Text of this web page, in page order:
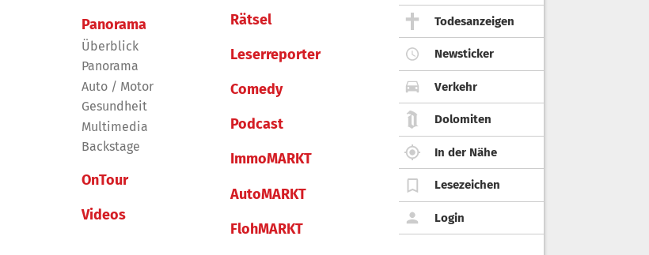
Panorama
Überblick
Panorama
Auto / Motor
Gesundheit
Multimedia
Backstage
OnTour
Videos
Rätsel
Leserreporter
Comedy
Podcast
ImmoMARKT
AutoMARKT
FlohMARKT
Todesanzeigen
Newsticker
Verkehr
Dolomiten
In der Nähe
Lesezeichen
Login